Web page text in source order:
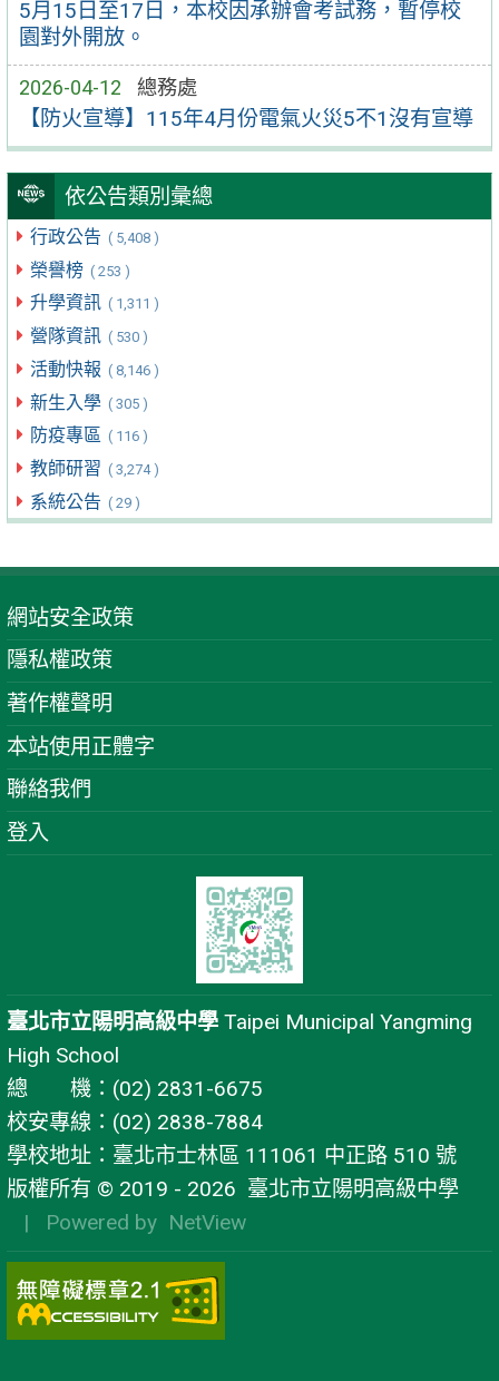
5月15日至17日，本校因承辦會考試務，暫停校
園對外開放。
2026-04-12 總務處
【防火宣導】115年4月份電氣火災5不1沒有宣導
依公告類別彙總
行政公告 ( 5,408 )
榮譽榜 ( 253 )
升學資訊 ( 1,311 )
營隊資訊 ( 530 )
活動快報 ( 8,146 )
新生入學 ( 305 )
防疫專區 ( 116 )
教師研習 ( 3,274 )
系統公告 ( 29 )
網站安全政策
隱私權政策
著作權聲明
本站使用正體字
聯絡我們
登入
臺北市立陽明高級中學 Taipei Municipal Yangming
High School
總 機：(02) 2831-6675
校安專線：(02) 2838-7884
學校地址：臺北市士林區 111061 中正路 510 號
版權所有 © 2019 - 2026 臺北市立陽明高級中學
| Powered by NetView